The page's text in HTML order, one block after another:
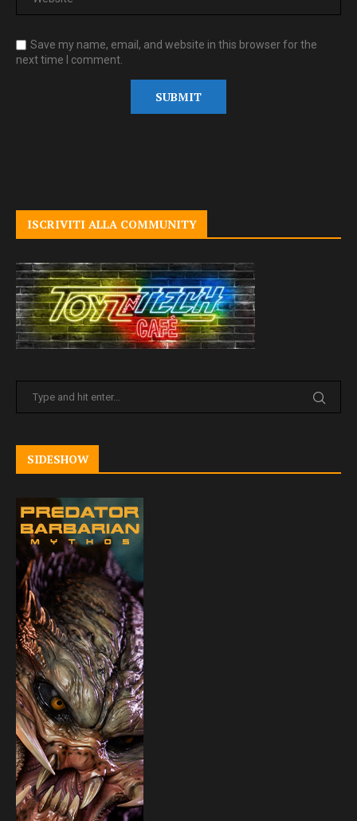
Save my name, email, and website in this browser for the
next time I comment.
ISCRIVITI ALLA COMMUNITY
SIDESHOW